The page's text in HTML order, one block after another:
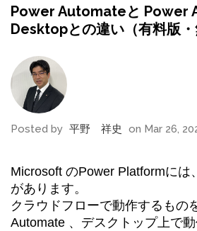
Power Automateと Power
Desktopとの違い（有料版・
Posted by 平野 祥史 on Mar 26,
Microsoft のPower Platformには
があります。
クラウドフローで動作するもの
Automate 、デスクトップ上で